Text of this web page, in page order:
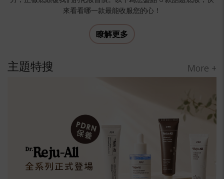
來看看哪一款最能收服您的心！
瞭解更多
主題特搜 More +